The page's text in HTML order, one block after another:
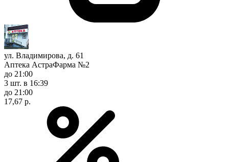
ул. Владимирова, д. 61
Аптека АстраФарма №2
до 21:00
3 шт. в 16:39
до 21:00
17,67 р.